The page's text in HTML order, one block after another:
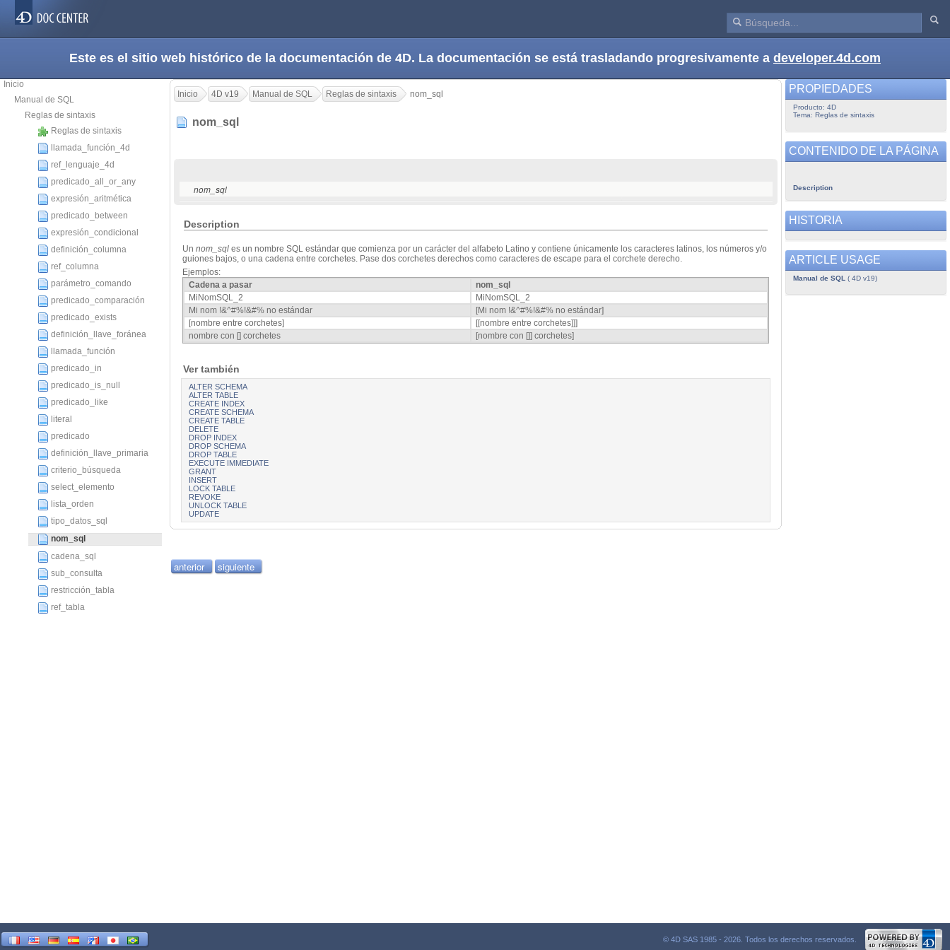
Este es el sitio web histórico de la documentación de 4D. La documentación se está trasladando progresivamente a developer.4d.com
Inicio
Manual de SQL
Reglas de sintaxis
Reglas de sintaxis
llamada_función_4d
ref_lenguaje_4d
predicado_all_or_any
expresión_aritmética
predicado_between
expresión_condicional
definición_columna
ref_columna
parámetro_comando
predicado_comparación
predicado_exists
definición_llave_foránea
llamada_función
predicado_in
predicado_is_null
predicado_like
literal
predicado
definición_llave_primaria
criterio_búsqueda
select_elemento
lista_orden
tipo_datos_sql
nom_sql
cadena_sql
sub_consulta
restricción_tabla
ref_tabla
Inicio 4D v19 Manual de SQL Reglas de sintaxis nom_sql
nom_sql
nom_sql
Description
Un nom_sql es un nombre SQL estándar que comienza por un carácter del alfabeto Latino y contiene únicamente los caracteres latinos, los números y/o
guiones bajos, o una cadena entre corchetes. Pase dos corchetes derechos como caracteres de escape para el corchete derecho.
Ejemplos:
Cadena a pasar
nom_sql
MiNomSQL_2
MiNomSQL_2
Mi nom !&^#%!&#% no estándar
[Mi nom !&^#%!&#% no estándar]
[nombre entre corchetes]
[[nombre entre corchetes]]]
nombre con [] corchetes
[nombre con []] corchetes]
Ver también
ALTER SCHEMA
ALTER TABLE
CREATE INDEX
CREATE SCHEMA
CREATE TABLE
DELETE
DROP INDEX
DROP SCHEMA
DROP TABLE
EXECUTE IMMEDIATE
GRANT
INSERT
LOCK TABLE
REVOKE
UNLOCK TABLE
UPDATE
anterior siguiente
PROPIEDADES
Producto: 4D
Tema: Reglas de sintaxis
CONTENIDO DE LA PÁGINA
Description
HISTORIA
ARTICLE USAGE
Manual de SQL ( 4D v19)
© 4D SAS 1985 - 2026. Todos los derechos reservados.